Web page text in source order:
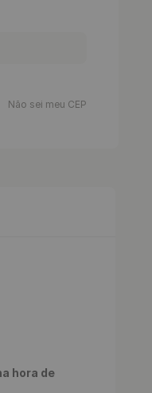
Não sei meu CEP
hora de